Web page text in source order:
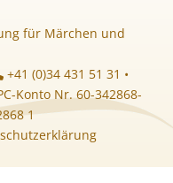
für Märchen und
+41 (0)34 431 51 31 •
Konto Nr. 60-342868-
1